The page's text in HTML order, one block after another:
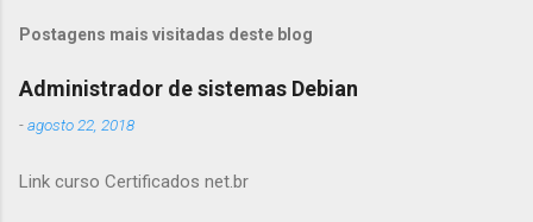
Postagens mais visitadas deste blog
Administrador de sistemas Debian
-agosto 22, 2018
Link curso Certificados net.br